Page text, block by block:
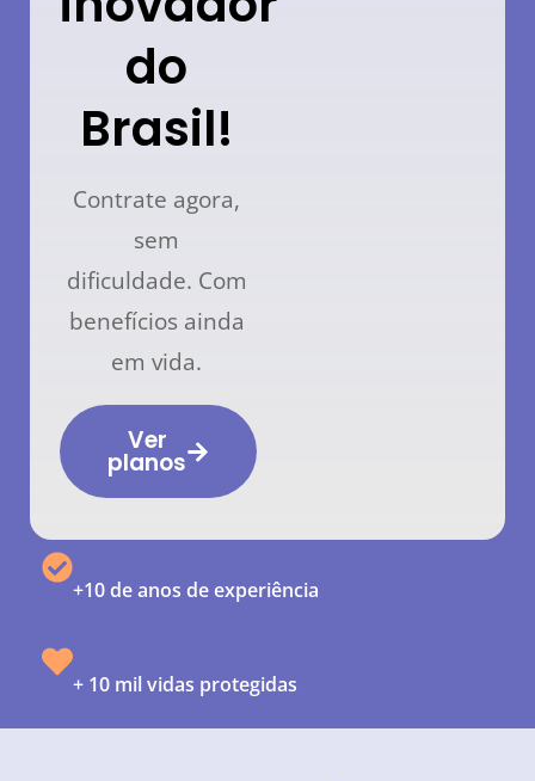
do
Brasil!
Contrate agora,
sem
dificuldade. Com
benefícios ainda
em vida.
Ver
planos
+10 de anos de experiência
+ 10 mil vidas protegidas